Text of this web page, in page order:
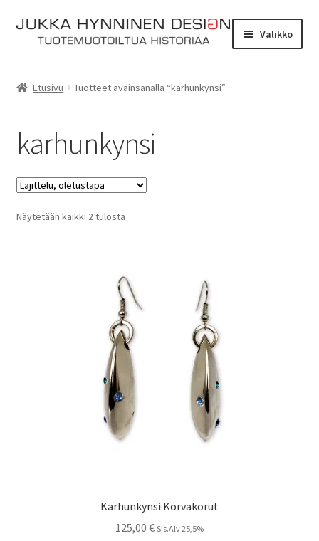
Siirry
navigointiin
Siirry
sisältöön
Valikko
Yhteydenotto
Myymälä
Verkkokauppa
Etusivu Tuotteet avainsanalla “karhunkynsi”
karhunkynsi
Näytetään kaikki 2 tulosta
Karhunkynsi Korvakorut
125,00 € Sis.Alv 25,5%